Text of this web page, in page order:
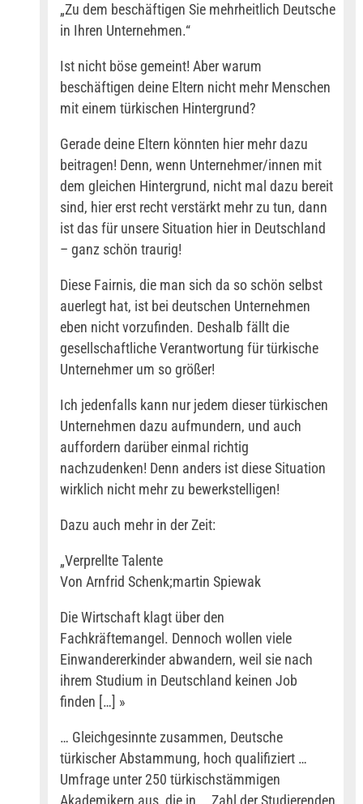
„Zu dem beschäftigen Sie mehrheitlich Deutsche
in Ihren Unternehmen.“
Ist nicht böse gemeint! Aber warum
beschäftigen deine Eltern nicht mehr Menschen
mit einem türkischen Hintergrund?
Gerade deine Eltern könnten hier mehr dazu
beitragen! Denn, wenn Unternehmer/innen mit
dem gleichen Hintergrund, nicht mal dazu bereit
sind, hier erst recht verstärkt mehr zu tun, dann
ist das für unsere Situation hier in Deutschland
– ganz schön traurig!
Diese Fairnis, die man sich da so schön selbst
auerlegt hat, ist bei deutschen Unternehmen
eben nicht vorzufinden. Deshalb fällt die
gesellschaftliche Verantwortung für türkische
Unternehmer um so größer!
Ich jedenfalls kann nur jedem dieser türkischen
Unternehmen dazu aufmundern, und auch
auffordern darüber einmal richtig
nachzudenken! Denn anders ist diese Situation
wirklich nicht mehr zu bewerkstelligen!
Dazu auch mehr in der Zeit:
„Verprellte Talente
Von Arnfrid Schenk;martin Spiewak
Die Wirtschaft klagt über den
Fachkräftemangel. Dennoch wollen viele
Einwandererkinder abwandern, weil sie nach
ihrem Studium in Deutschland keinen Job
finden […] »
… Gleichgesinnte zusammen, Deutsche
türkischer Abstammung, hoch qualifiziert …
Umfrage unter 250 türkischstämmigen
Akademikern aus, die in … Zahl der Studierenden